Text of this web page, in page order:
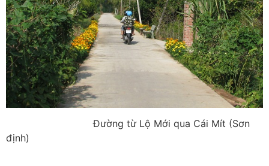
Đường từ Lộ Mới qua Cái Mít (Sơn
định)